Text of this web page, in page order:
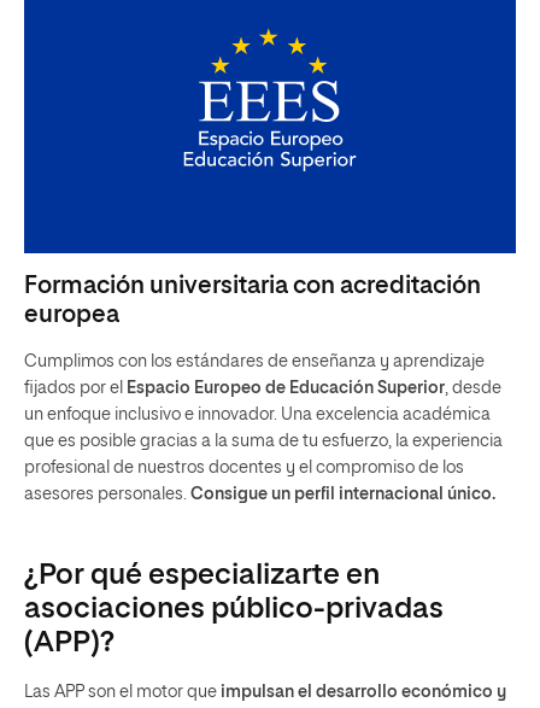
Formación universitaria con acreditación
europea
Cumplimos con los estándares de enseñanza y aprendizaje
fijados por el Espacio Europeo de Educación Superior, desde
un enfoque inclusivo e innovador. Una excelencia académica
que es posible gracias a la suma de tu esfuerzo, la experiencia
profesional de nuestros docentes y el compromiso de los
asesores personales. Consigue un perfil internacional único.
¿Por qué especializarte en
asociaciones público-privadas
(APP)?
Las APP son el motor que impulsan el desarrollo económico y